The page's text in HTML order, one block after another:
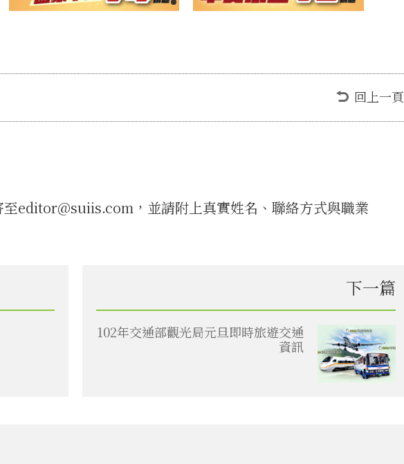
回上一頁
editor@suiis.com，並請附上真實姓名、聯絡方式與職業
下一篇
102年交通部觀光局元旦即時旅遊交通
資訊